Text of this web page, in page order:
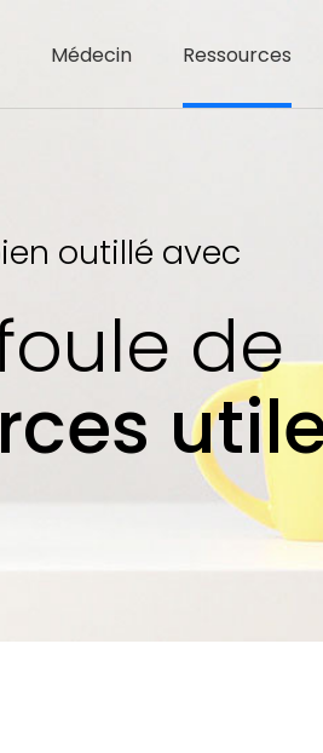
Médecin Ressources